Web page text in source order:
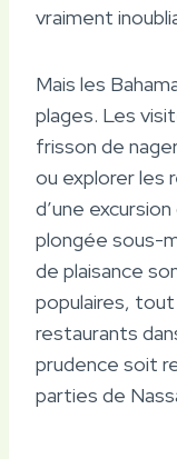
vraiment
Mais les
plages. Les
frisson de
ou explorer les
d’une
plongée sous-
de plaisance
populaires,
restaurants
prudence soit
parties de